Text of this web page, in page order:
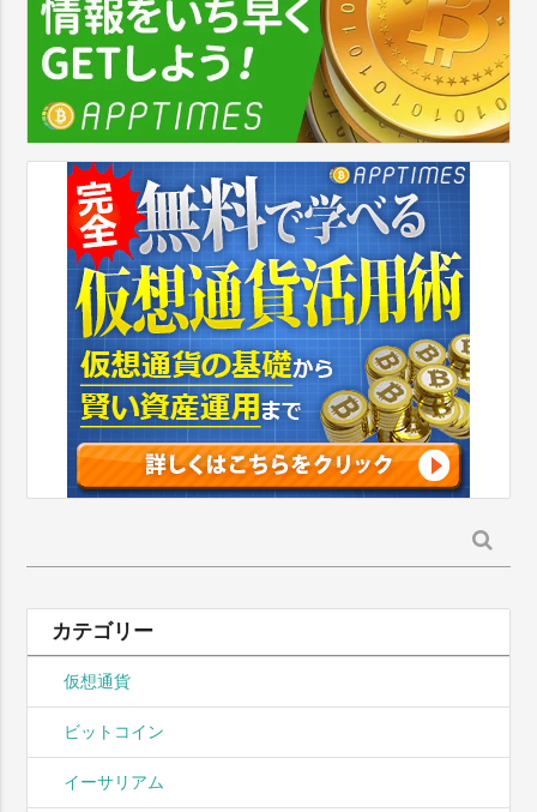
索:
カテゴリー
仮想通貨
ビットコイン
イーサリアム